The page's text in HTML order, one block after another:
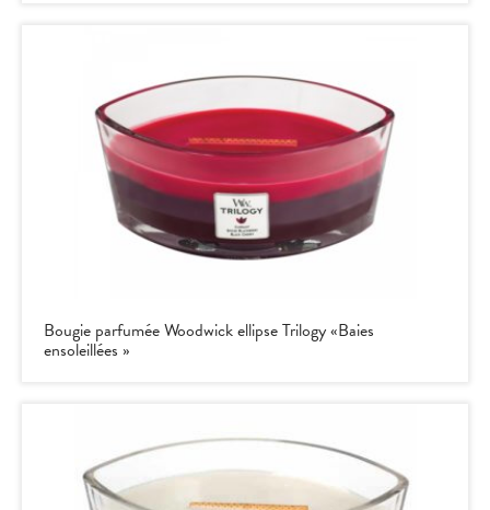
Bougie parfumée Woodwick ellipse Trilogy «Baies
ensoleillées »